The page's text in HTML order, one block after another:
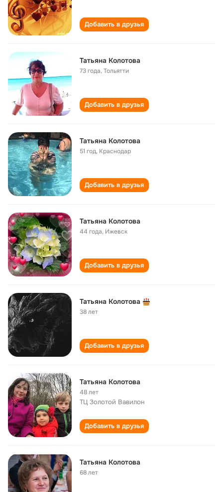
Добавить в друзья
Татьяна Колотова
73 года,Тольятти
Добавить в друзья
Татьяна Колотова
51 год, Краснодар
Добавить в друзья
Татьяна Колотова
44 года, Ижевск
Добавить в друзья
Татьяна Колотова
38 лет
Добавить в друзья
Татьяна Колотова
48 лет
ТЦ Золотой Вавилон
Добавить в друзья
Татьяна Колотова
68 лет